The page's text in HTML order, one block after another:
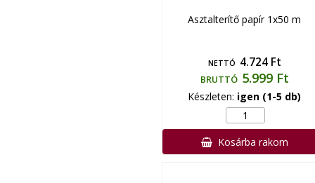
Asztalterítő papír 1x50 m
NETTÓ 4.724 Ft
BRUTTÓ 5.999 Ft
Készleten: igen (1-5 db)
Kosárba rakom